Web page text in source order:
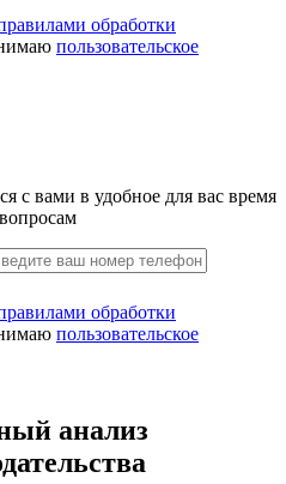
обработки
пользовательское
с вами в удобное для вас время
обработки
пользовательское
анализ